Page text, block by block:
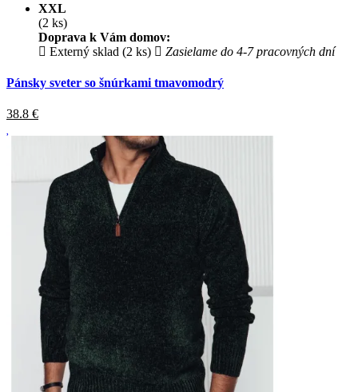
XXL
(2 ks)
Doprava k Vám domov:
Externý sklad (2 ks)
Zasielame do 4-7 pracovných dní
Pánsky sveter so šnúrkami tmavomodrý
38.8 €